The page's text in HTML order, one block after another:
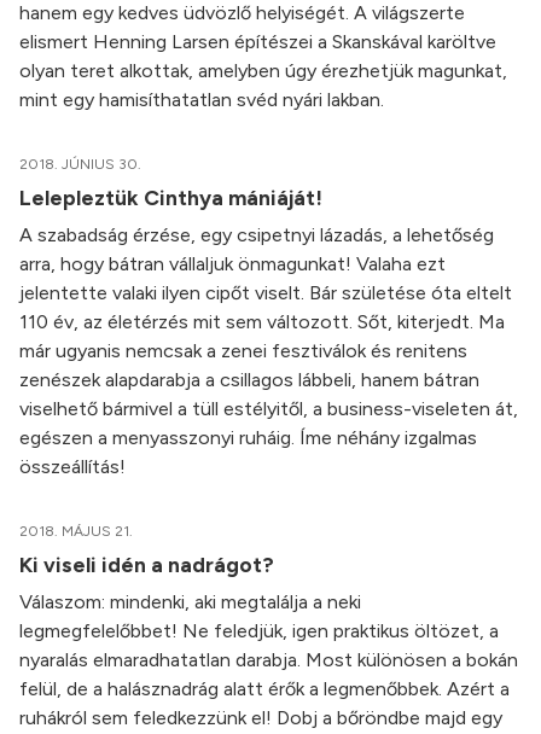
hanem egy kedves üdvözlő helyiségét. A világszerte
elismert Henning Larsen építészei a Skanskával karöltve
olyan teret alkottak, amelyben úgy érezhetjük magunkat,
mint egy hamisíthatatlan svéd nyári lakban.
2018. JÚNIUS 30.
Lelepleztük Cinthya mániáját!
A szabadság érzése, egy csipetnyi lázadás, a lehetőség
arra, hogy bátran vállaljuk önmagunkat! Valaha ezt
jelentette valaki ilyen cipőt viselt. Bár születése óta eltelt
110 év, az életérzés mit sem változott. Sőt, kiterjedt. Ma
már ugyanis nemcsak a zenei fesztiválok és renitens
zenészek alapdarabja a csillagos lábbeli, hanem bátran
viselhető bármivel a tüll estélyitől, a business-viseleten át,
egészen a menyasszonyi ruháig. Íme néhány izgalmas
összeállítás!
2018. MÁJUS 21.
Ki viseli idén a nadrágot?
Válaszom: mindenki, aki megtalálja a neki
legmegfelelőbbet! Ne feledjük, igen praktikus öltözet, a
nyaralás elmaradhatatlan darabja. Most különösen a bokán
felül, de a halásznadrág alatt érők a legmenőbbek. Azért a
ruhákról sem feledkezzünk el! Dobj a bőröndbe majd egy